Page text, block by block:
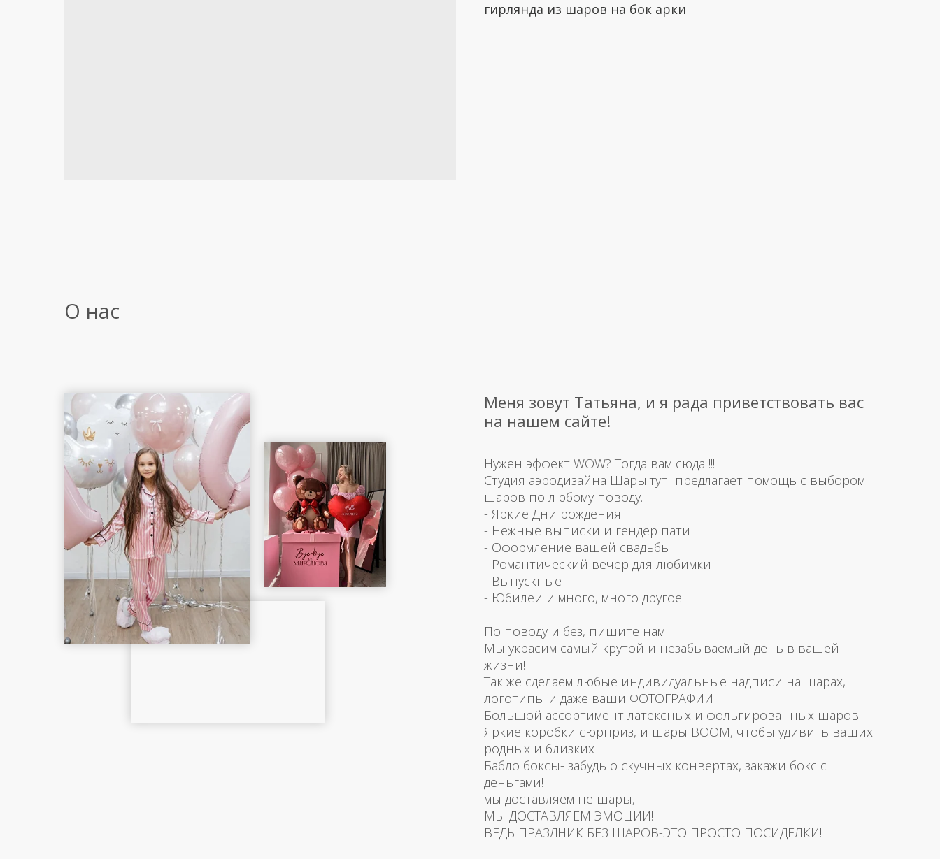
гирлянда из шаров на бок арки
О нас
Меня зовут Татьяна, и я рада приветствовать вас
на нашем сайте!
Нужен эффект WOW? Тогда вам сюда !!!
Студия аэродизайна Шары.тут предлагает помощь с выбором
шаров по любому поводу.
- Яркие Дни рождения
- Нежные выписки и гендер пати
- Оформление вашей свадьбы
- Романтический вечер для любимки
- Выпускные
- Юбилеи и много, много другое
По поводу и без, пишите нам
Мы украсим самый крутой и незабываемый день в вашей
жизни!
Так же сделаем любые индивидуальные надписи на шарах,
логотипы и даже ваши ФОТОГРАФИИ
Большой ассортимент латексных и фольгированных шаров.
Яркие коробки сюрприз, и шары BOOM, чтобы удивить ваших
родных и близких
Бабло боксы- забудь о скучных конвертах, закажи бокс с
деньгами!
мы доставляем не шары,
МЫ ДОСТАВЛЯЕМ ЭМОЦИИ!
ВЕДЬ ПРАЗДНИК БЕЗ ШАРОВ-ЭТО ПРОСТО ПОСИДЕЛКИ!